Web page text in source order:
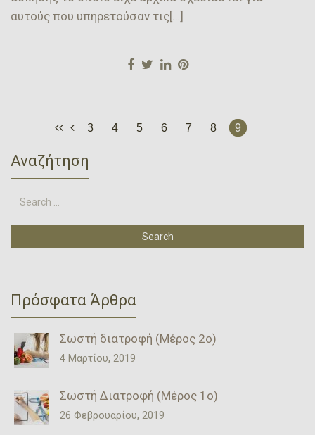
αυτούς που υπηρετούσαν τις[…]
3 4 5 6 7 8 9
Αναζήτηση
Πρόσφατα Άρθρα
Σωστή διατροφή (Μέρος 2ο)
4 Μαρτίου, 2019
Σωστή Διατροφή (Μέρος 1ο)
26 Φεβρουαρίου, 2019